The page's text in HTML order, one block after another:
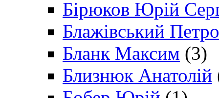
Бірюков Юрій
Блажівський Петро
Бланк Максим (3)
Близнюк Анатолій